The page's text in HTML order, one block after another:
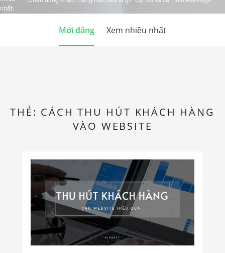
nhất:
Mới đăng Xem nhiều nhất
THẺ: CÁCH THU HÚT KHÁCH HÀNG
VÀO WEBSITE